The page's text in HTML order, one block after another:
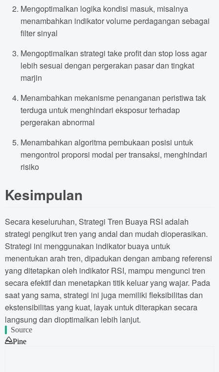
Mengoptimalkan logika kondisi masuk, misalnya
menambahkan indikator volume perdagangan sebagai
filter sinyal
Mengoptimalkan strategi take profit dan stop loss agar
lebih sesuai dengan pergerakan pasar dan tingkat
marjin
Menambahkan mekanisme penanganan peristiwa tak
terduga untuk menghindari eksposur terhadap
pergerakan abnormal
Menambahkan algoritma pembukaan posisi untuk
mengontrol proporsi modal per transaksi, menghindari
risiko
Kesimpulan
Secara keseluruhan, Strategi Tren Buaya RSI adalah
strategi pengikut tren yang andal dan mudah dioperasikan.
Strategi ini menggunakan indikator buaya untuk
menentukan arah tren, dipadukan dengan ambang referensi
yang ditetapkan oleh indikator RSI, mampu mengunci tren
secara efektif dan menetapkan titik keluar yang wajar. Pada
saat yang sama, strategi ini juga memiliki fleksibilitas dan
ekstensibilitas yang kuat, layak untuk diterapkan secara
langsung dan dioptimalkan lebih lanjut.
Source
Pine